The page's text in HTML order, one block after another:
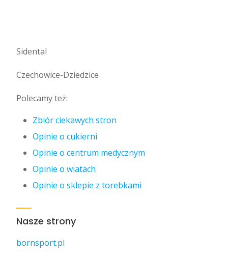
Sidental
Czechowice-Dziedzice
Polecamy też:
Zbiór ciekawych stron
Opinie o cukierni
Opinie o centrum medycznym
Opinie o wiatach
Opinie o sklepie z torebkami
Nasze strony
bornsport.pl